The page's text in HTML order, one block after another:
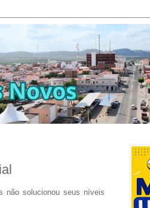
não solucionou seus níveis